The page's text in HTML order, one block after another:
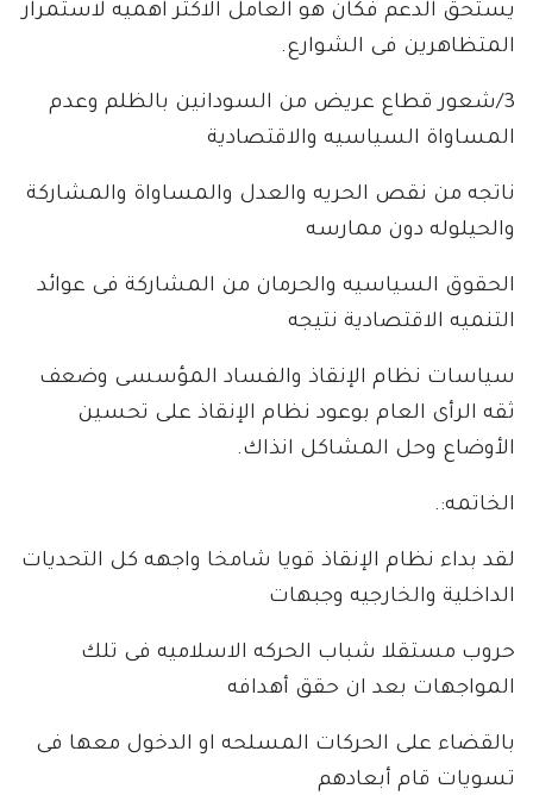
يستحق الدعم فكان هو العامل الاكثر اهميه لاستمرار
المتظاهرين فى الشوارع.
3/شعور قطاع عريض من السودانين بالظلم وعدم
المساواة السياسيه والاقتصادية
ناتجه من نقص الحريه والعدل والمساواة والمشاركة
والحيلوله دون ممارسه
الحقوق السياسيه والحرمان من المشاركة فى عوائد
التنميه الاقتصادية نتيجه
سياسات نظام الإنقاذ والفساد المؤسسى وضعف
ثقه الرأى العام بوعود نظام الإنقاذ على تحسين
الأوضاع وحل المشاكل انذاك.
الخاتمه:.
لقد بداء نظام الإنقاذ قويا شامخا واجهه كل التحديات
الداخلية والخارجيه وجبهات
حروب مستقلا شباب الحركه الاسلاميه فى تلك
المواجهات بعد ان حقق أهدافه
بالقضاء على الحركات المسلحه او الدخول معها فى
تسويات قام أبعادهم